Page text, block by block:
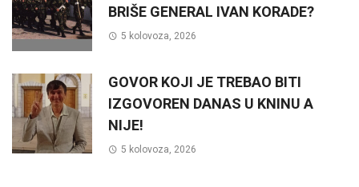
BRIŠE GENERAL IVAN KORADE?
5 kolovoza, 2026
GOVOR KOJI JE TREBAO BITI
IZGOVOREN DANAS U KNINU A
NIJE!
5 kolovoza, 2026